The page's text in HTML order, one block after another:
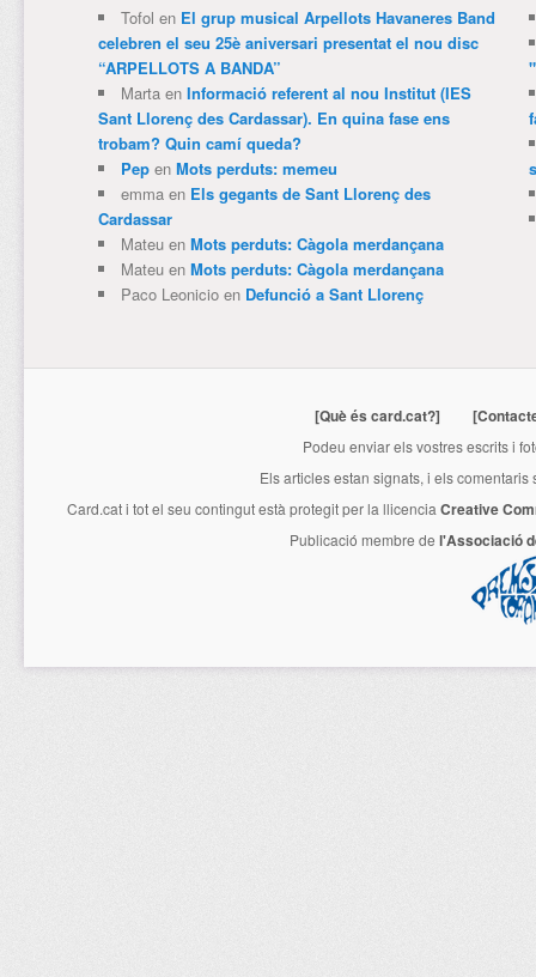
Tofol en El grup musical Arpellots Havaneres Band
celebren el seu 25è aniversari presentat el nou disc
“ARPELLOTS A BANDA”
Martaen Informació referent al nou Institut (IES
Sant Llorenç des Cardassar). En quina fase ens
trobam? Quin camí queda?
Pepen Mots perduts: memeu
emmaen Els gegants de Sant Llorenç des
Cardassar
Mateuen Mots perduts: Càgola merdançana
Mateuen Mots perduts: Càgola merdançana
Paco Leonicioen Defunció a Sant Llorenç
[Què és card.cat?]
Podeu enviar els vostres escrits i
Els articles estan signats, i els
Card.cati tot el seu contingut està protegit per la llicencia Creative
Publicació membre de l'Associació